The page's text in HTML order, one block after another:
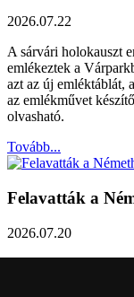
2026.07.22
A sárvári holokauszt
emlékeztek a
azt az új emléktáblát,
az emlékművet
olvasható.
Tovább...
Felavatták a
2026.07.20